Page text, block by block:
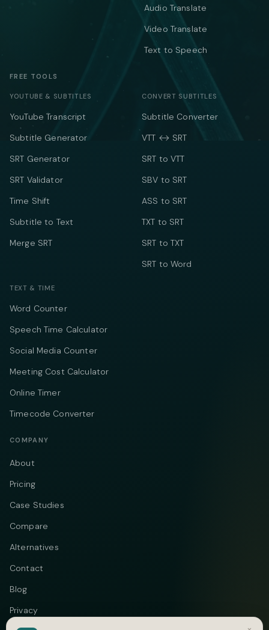
Audio Translate
Video Translate
Text to Speech
FREE TOOLS
YOUTUBE & SUBTITLES
YouTube Transcript
Subtitle Generator
SRT Generator
SRT Validator
Time Shift
Subtitle to Text
Merge SRT
CONVERT SUBTITLES
Subtitle Converter
VTT ↔ SRT
SRT to VTT
SBV to SRT
ASS to SRT
TXT to SRT
SRT to TXT
SRT to Word
TEXT & TIME
Word Counter
Speech Time Calculator
Social Media Counter
Meeting Cost Calculator
Online Timer
Timecode Converter
COMPANY
About
Pricing
Case Studies
Compare
Alternatives
Contact
Blog
Privacy